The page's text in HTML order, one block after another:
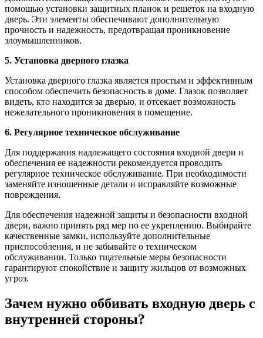
помощью установки защитных планок и решеток на входную
дверь. Эти элементы обеспечивают дополнительную
прочность и надежность, предотвращая проникновение
злоумышленников.
5. Установка дверного глазка
Установка дверного глазка является простым и эффективным
способом обеспечить безопасность в доме. Глазок позволяет
видеть, кто находится за дверью, и отсекает возможность
нежелательного проникновения в помещение.
6. Регулярное техническое обслуживание
Для поддержания надлежащего состояния входной двери и
обеспечения ее надежности рекомендуется проводить
регулярное техническое обслуживание. При необходимости
заменяйте изношенные детали и исправляйте возможные
повреждения.
Для обеспечения надежной защиты и безопасности входной
двери, важно принять ряд мер по ее укреплению. Выбирайте
качественные замки, используйте дополнительные
приспособления, и не забывайте о техническом
обслуживании. Только тщательные меры безопасности
гарантируют спокойствие и защиту жильцов от возможных
угроз.
Зачем нужно оббивать входную дверь с
внутренней стороны?